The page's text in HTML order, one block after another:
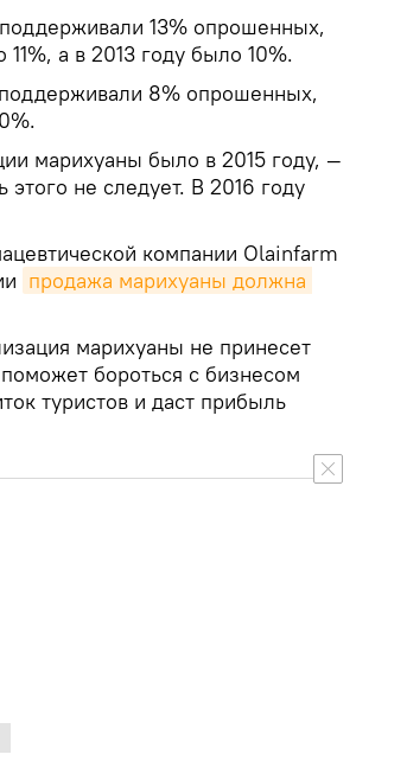
13% опрошенных,
11%, а в 2013 году было 10%.
8% опрошенных,
марихуаны было в 2015 году, —
не следует. В 2016 году
компании Olainfarm
продажа марихуаны должна
марихуаны не принесет
бороться с бизнесом
туристов и даст прибыль